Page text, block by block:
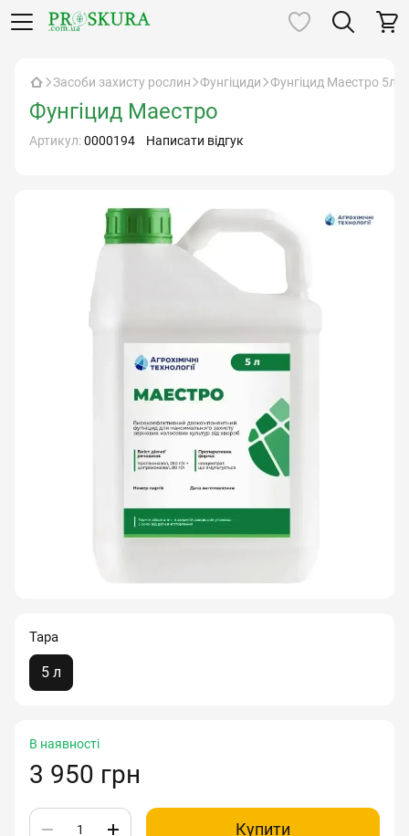
Засоби захисту рослин Фунгіциди Фунгіцид Маестро 5л
Фунгіцид Маестро
Артикул:0000194 Написати відгук
Тара
5 л
В наявності
3 950 грн
Купити